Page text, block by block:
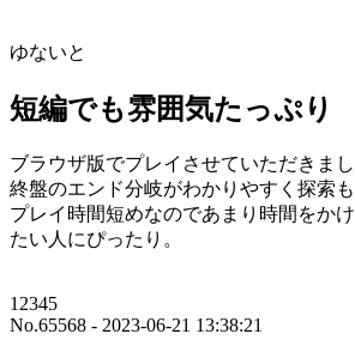
ゆないと
短編でも雰囲気たっぷり
ブラウザ版でプレイさせていただきまし
終盤のエンド分岐がわかりやすく探索も
プレイ時間短めなのであまり時間をか
たい人にぴったり。
12345
No.65568 - 2023-06-21 13:38:21